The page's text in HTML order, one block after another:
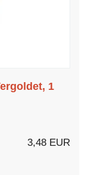
1
3,48 EUR